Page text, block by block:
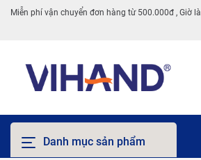
Miễn phí vận chuyển đơn hàng từ 500.000đ , Giờ
Danh mục sản phẩm